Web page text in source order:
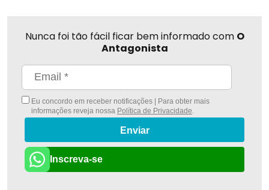
Nunca foi tão fácil ficar bem informado com O
Antagonista
Eu concordo em receber notificações | Para obter mais
informações reveja nossa Política de Privacidade
Enviar
Inscreva-se